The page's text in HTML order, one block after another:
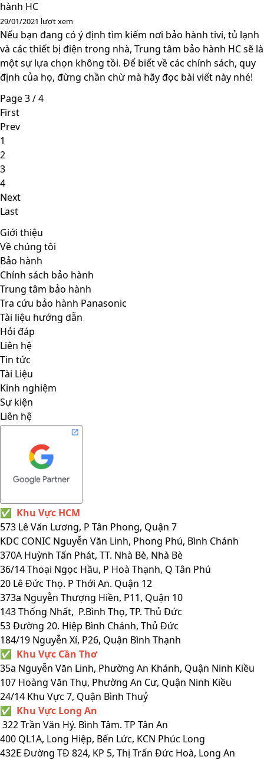
hành HC
29/01/2021 lượt xem
Nếu bạn đang có ý định tìm kiếm nơi bảo hành tivi, tủ lạnh
và các thiết bị điện trong nhà, Trung tâm bảo hành HC sẽ là
một sự lựa chọn không tồi. Để biết về các chính sách, quy
định của họ, đừng chần chừ mà hãy đọc bài viết này nhé!
Page 3 / 4
First
Prev
1
2
3
4
Next
Last
Giới thiệu
Về chúng tôi
Bảo hành
Chính sách bảo hành
Trung tâm bảo hành
Tra cứu bảo hành Panasonic
Tài liệu hướng dẫn
Hỏi đáp
Liên hệ
Tin tức
Tài Liệu
Kinh nghiệm
Sự kiện
Liên hệ
✅ Khu Vực HCM
573 Lê Văn Lương, P Tân Phong, Quận 7
KDC CONIC Nguyễn Văn Linh, Phong Phú, Bình Chánh
370A Huỳnh Tấn Phát, TT. Nhà Bè, Nhà Bè
36/14 Thoại Ngọc Hầu, P Hoà Thạnh, Q Tân Phú
20 Lê Đức Thọ. P Thới An. Quận 12
373a Nguyễn Thượng Hiền, P11, Quận 10
143 Thống Nhất, P.Bình Thọ, TP. Thủ Đức
53 Đường 20. Hiệp Bình Chánh, Thủ Đức
184/19 Nguyễn Xí, P26, Quận Bình Thạnh
✅ Khu Vực Cần Thơ
35a Nguyễn Văn Linh, Phường An Khánh, Quận Ninh Kiều
107 Hoàng Văn Thụ, Phường An Cư, Quận Ninh Kiều
24/14 Khu Vực 7, Quận Bình Thuỷ
✅ Khu Vực Long An
322 Trần Văn Hý. Bình Tâm. TP Tân An
400 QL1A, Long Hiệp, Bến Lức, KCN Phúc Long
432E Đường TĐ 824, KP 5, Thị Trấn Đức Hoà, Long An